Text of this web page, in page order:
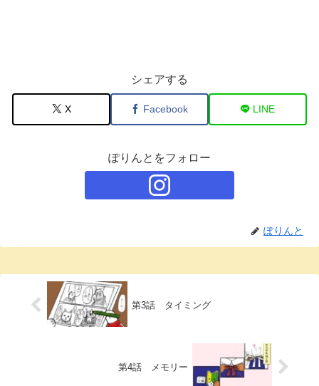
シェアする
X Facebook LINE
ぽりんとをフォロー
ぽりんと
第3話 タイミング
第4話 メモリー